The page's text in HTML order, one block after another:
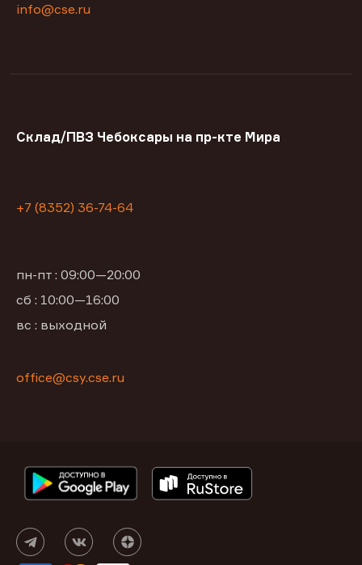
info@cse.ru
Склад/ПВЗ Чебоксары на пр-кте Мира
+7 (8352) 36-74-64
пн-пт : 09:00—20:00
сб : 10:00—16:00
вс : выходной
office@csy.cse.ru